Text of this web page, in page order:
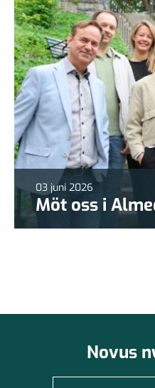
03 juni 2026
Möt oss i
Novus